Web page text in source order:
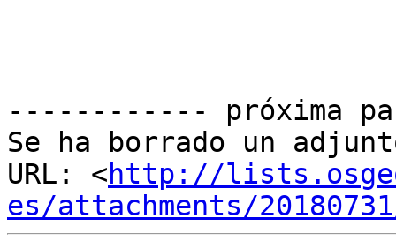
------------ próxima
Se ha borrado un
URL: <http://
es/attachments/